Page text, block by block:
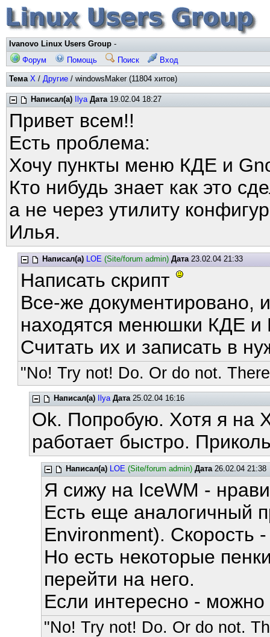
Ivanovo Linux Users Group -
Форум
Помощь Поиск Вход
Тема X / Другие / windowsMaker (11804 хитов)
Написал(а) Ilya Дата19.02.04 18:27
Привет всем!!
Есть проблема:
Хочу пункты меню КДЕ и
Кто нибудь знает как это
а не через утилиту
Илья.
Написал(а) LOE (Site/forum admin) Дата23.02.04 21:33
Написать скрипт
Все-же документировано,
находятся менюшки КДЕ и
Считать их и записать в
"No! Try not! Do. Or do not.
Написал(а) Ilya Дата25.02.04 16:16
Ok. Попробую. Хотя я на
работает быстро.
Написал(а) LOE (Site/forum admin) Дата26.02.04 21:38
Я сижу на IceWM -
Есть еще аналогичный
Environment). Скорость -
Но есть некоторые
перейти на него.
Если интересно - можно
"No! Try not! Do. Or do not.